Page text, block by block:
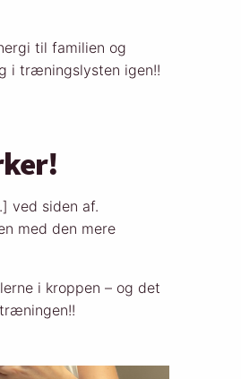
til familien og
i træningslysten igen!!
ved siden af.
med den mere
i kroppen – og det